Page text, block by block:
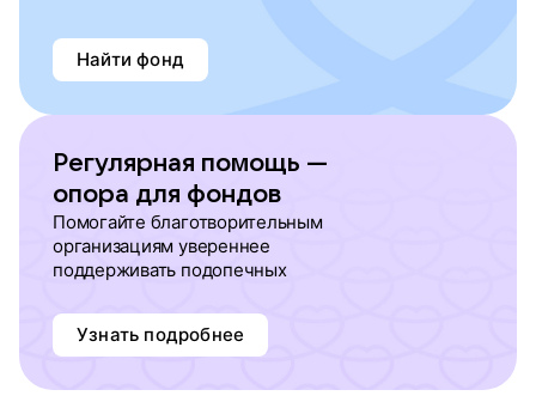
Найти фонд
Регулярная помощь —
опора для фондов
Помогайте благотворительным
организациям увереннее
поддерживать подопечных
Узнать подробнее